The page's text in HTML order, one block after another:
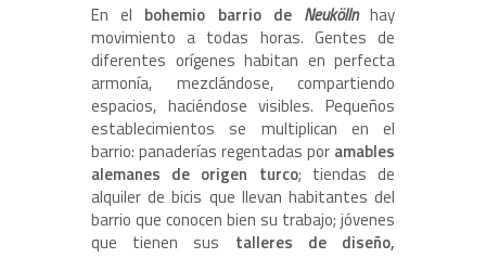
En el bohemio barrio de Neuköllnhay
movimiento a todas horas. Gentes de
diferentes orígenes habitan en perfecta
armonía, mezclándose, compartiendo
espacios, haciéndose visibles. Pequeños
establecimientos se multiplican en el
barrio: panaderías regentadas por amables
alemanes de origen turco; tiendas de
alquiler de bicis que llevan habitantes del
barrio que conocen bien su trabajo; jóvenes
que tienen sus talleres de diseño,